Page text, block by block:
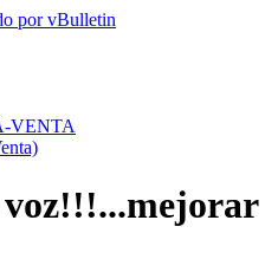
VENTA
voz!!!...mejorar